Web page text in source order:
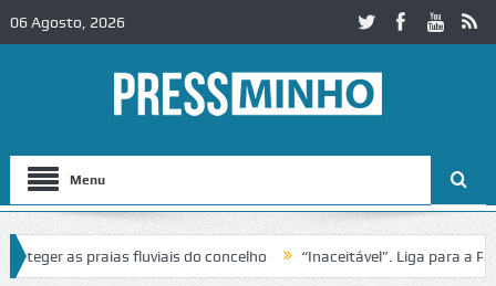
06 Agosto, 2026
Menu
as praias fluviais do concelho “Inaceitável”. Liga para a